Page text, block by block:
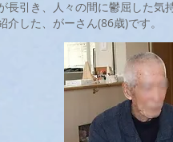
長引き、人々の間に鬱屈した気
介した、がーさん(86歳)です。